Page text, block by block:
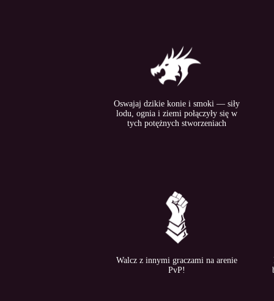
Oswajaj dzikie konie i smoki — siły
lodu, ognia i ziemi połączyły się w
tych potężnych stworzeniach
Walcz z innymi graczami na arenie
PvP!